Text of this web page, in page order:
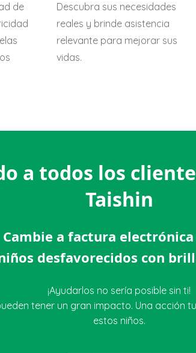
de
Descubra sus necesidades
reales y brinde asistencia
relevante para mejorar sus
vidas.
a todos los
Taishin
Cambie a factura
desfavorecidos con
¡Ayudarlos no sería posible sin ti!
tener un gran impacto. Una acción
estos niños.